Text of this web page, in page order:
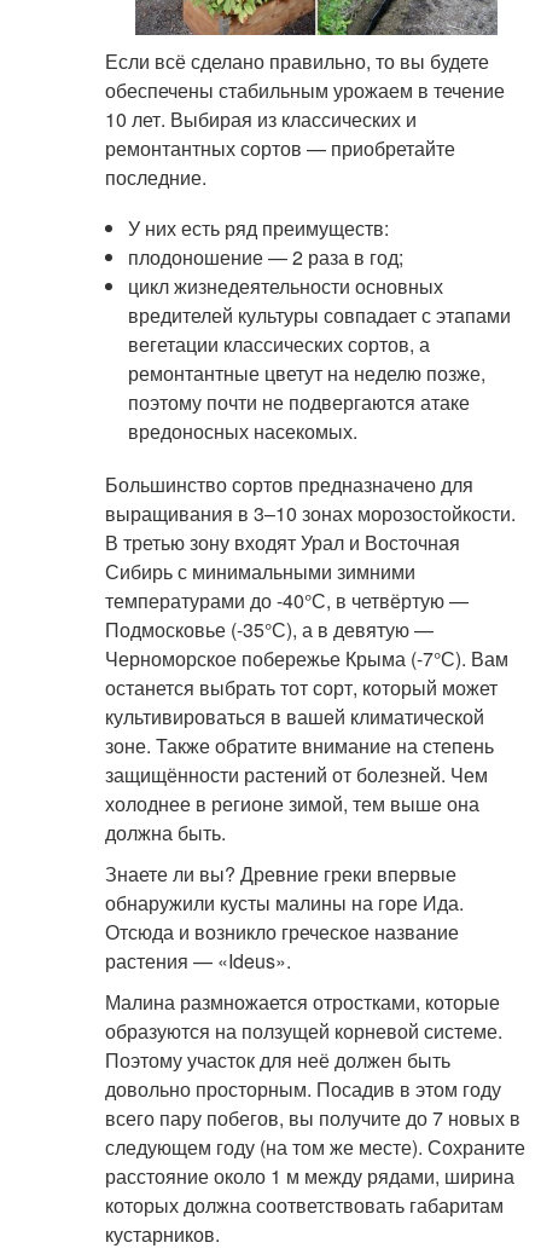
Если всё сделано правильно, то вы будете
обеспечены стабильным урожаем в течение
10 лет. Выбирая из классических и
ремонтантных сортов — приобретайте
последние.
У них есть ряд преимуществ:
плодоношение — 2 раза в год;
цикл жизнедеятельности основных
вредителей культуры совпадает с этапами
вегетации классических сортов, а
ремонтантные цветут на неделю позже,
поэтому почти не подвергаются атаке
вредоносных насекомых.
Большинство сортов предназначено для
выращивания в 3–10 зонах морозостойкости.
В третью зону входят Урал и Восточная
Сибирь с минимальными зимними
температурами до -40°С, в четвёртую —
Подмосковье (-35°С), а в девятую —
Черноморское побережье Крыма (-7°С). Вам
останется выбрать тот сорт, который может
культивироваться в вашей климатической
зоне. Также обратите внимание на степень
защищённости растений от болезней. Чем
холоднее в регионе зимой, тем выше она
должна быть.
Знаете ли вы? Древние греки впервые
обнаружили кусты малины на горе Ида.
Отсюда и возникло греческое название
растения — «Ideus».
Малина размножается отростками, которые
образуются на ползущей корневой системе.
Поэтому участок для неё должен быть
довольно просторным. Посадив в этом году
всего пару побегов, вы получите до 7 новых в
следующем году (на том же месте). Сохраните
расстояние около 1 м между рядами, ширина
которых должна соответствовать габаритам
кустарников.